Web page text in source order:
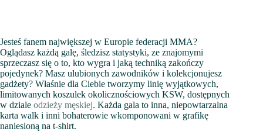
Jesteś fanem największej w Europie federacji MMA?
Oglądasz każdą galę, śledzisz statystyki, ze znajomymi
sprzeczasz się o to, kto wygra i jaką techniką zakończy
pojedynek? Masz ulubionych zawodników i kolekcjonujesz
gadżety? Właśnie dla Ciebie tworzymy linię wyjątkowych,
limitowanych koszulek okolicznościowych KSW, dostępnych
w dziale odzieży męskiej. Każda gala to inna, niepowtarzalna
karta walk i inni bohaterowie wkomponowani w grafikę
naniesioną na t-shirt.